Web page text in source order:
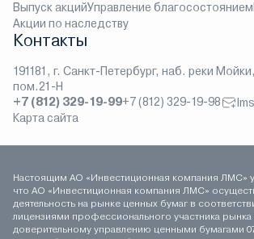
Выпуск акцийУправление благосостоянием
Акции по наследству
Контакты
191181, г. Санкт-Петербург, наб. реки
пом.21-Н
+7 (812) 329-19-99+7 (812) 329-19-98
Карта сайта
Настоящим АО «Инвестиционная компания ЛМС»
что АО «Инвестиционная компания ЛМС»
деятельность на рынке ценных бумаг в
лицензиями профессионального участника
доверительному управлению ценными бумагами